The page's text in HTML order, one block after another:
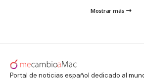
Mostrar más
Portal de noticias español dedicado al